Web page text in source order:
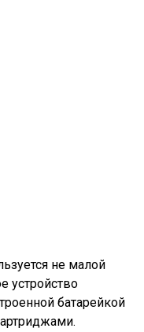
не малой
устройство
батарейкой